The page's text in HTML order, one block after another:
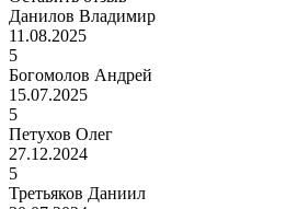
Данилов Владимир
11.08.2025
5
Богомолов Андрей
15.07.2025
5
Петухов Олег
27.12.2024
5
Третьяков Даниил